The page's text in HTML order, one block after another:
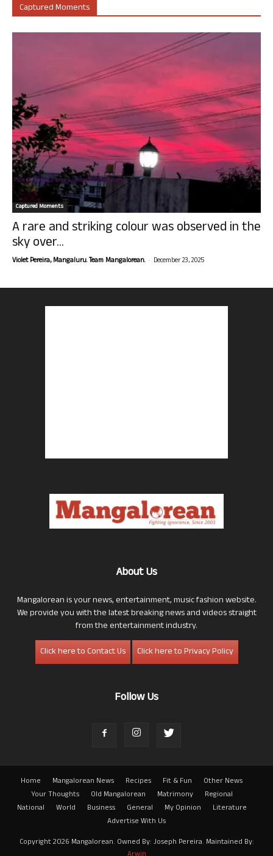
Captured Moments
Captured Moments
A rare and striking colour was observed in the
sky over...
Violet Pereira, Mangaluru. Team Mangalorean. - December 23, 2025
About Us
Mangalorean is your news, entertainment, music fashion website.
We provide you with the latest breaking news and videos straight
from the entertainment industry.
Click here to Contact Us
Click here to Privacy Policy
Follow Us
Home Mangalorean News Recipes Fit & Fun
Other News
Your Thoughts
Old Mangalorean Matrimony
Regional
National
World Business General My Opinion
Literature
Advertise With Us
Copyright 2026 Mangalorean. Owned By: Joseph Pereira. Maintained By: